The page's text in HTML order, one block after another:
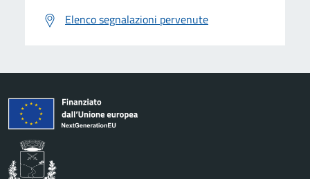
Elenco segnalazioni pervenute